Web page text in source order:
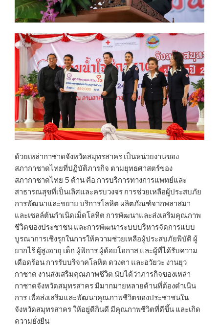
ด้วยเหล่ากาชาดจังหวัดสมุทรสาคร เป็นหน่วยงานของ
สภากาชาดไทยที่ปฏิบัติภารกิจ ตามยุทธศาสตร์ของ
สภากาชาดไทย 5 ด้าน คือ การบริการทางการแพทย์และ
สาธารณสุขที่เป็นเลิศและครบวงจร การช่วยเหลือผู้ประสบภัย
การพัฒนาและขยาย บริการโลหิต ผลิตภัณฑ์จากพลาสมา
และเซลล์ต้นกำเนิดเม็ดโลหิต การพัฒนาและส่งเสริมคุณภาพ
ชีวิตของประชาชน และการพัฒนาระบบบริหารจัดการแบบ
บูรณาการเชิงรุกในการให้ความช่วยเหลือผู้ประสบภัยพิบัติ ผู้
ยากไร้ ผู้สูงอายุ เด็ก ผู้พิการ ผู้ด้อยโอกาส และผู้ที่ได้รับความ
เดือดร้อน การรับบริจาคโลหิต ดวงตา และอวัยวะ งานยุว
กาชาด งานส่งเสริมคุณภาพชีวิต นับได้ว่าภารกิจของเหล่า
กาชาดจังหวัดสมุทรสาคร มีมากมายหลายด้านที่ต้องดำเนิน
การ เพื่อส่งเสริมและพัฒนาคุณภาพชีวิตของประชาชนใน
จังหวัดสมุทรสาคร ให้อยู่ดีกินดี มีคุณภาพชีวิตที่ดีขึ้น และเกิด
ความยั่งยืน